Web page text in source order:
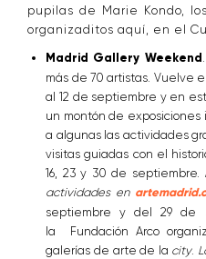
pupilas de Marie Kondo,
organizaditos aquí, en el
Madrid Gallery Weekend
más de 70 artistas. Vuelve
al 12 de septiembre y en
un montón de
a algunas las actividades
visitas guiadas con el
16, 23 y 30 de septiembre.
actividades en
septiembre y del 29 de
la Fundación Arco
galerías de arte de la city.